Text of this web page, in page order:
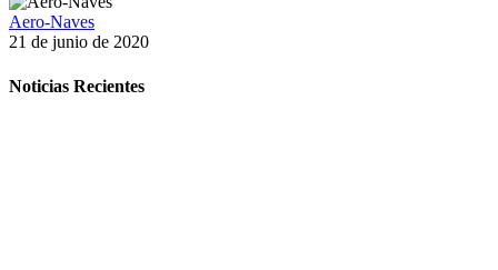
Aero-Naves
21 de junio de 2020
Noticias Recientes